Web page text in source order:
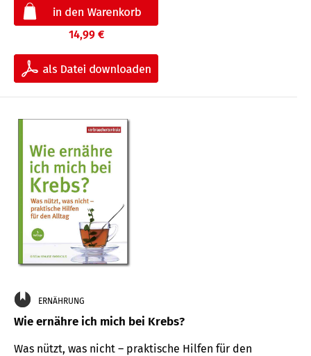
14,99 €
ERNÄHRUNG
Wie ernähre ich mich bei Krebs?
Was nützt, was nicht – praktische Hilfen für den